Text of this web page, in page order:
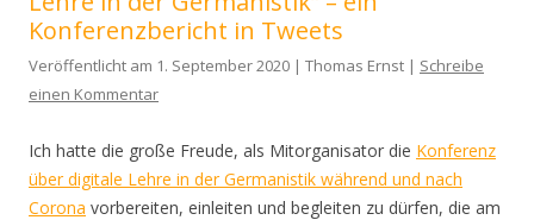
Konferenzbericht in Tweets
Veröffentlicht am 1. September 2020 | Thomas Ernst | Schreibe
einen Kommentar
Ich hatte die große Freude, als Mitorganisator die Konferenz
über digitale Lehre in der Germanistik während und nach
Corona vorbereiten, einleiten und begleiten zu dürfen, die am